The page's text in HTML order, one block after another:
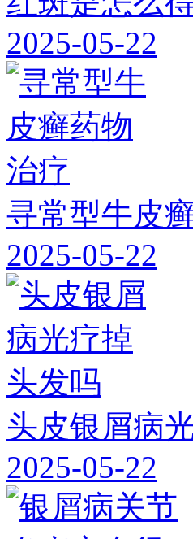
2025-05-22
寻常型牛皮
2025-05-22
头皮银屑病
2025-05-22